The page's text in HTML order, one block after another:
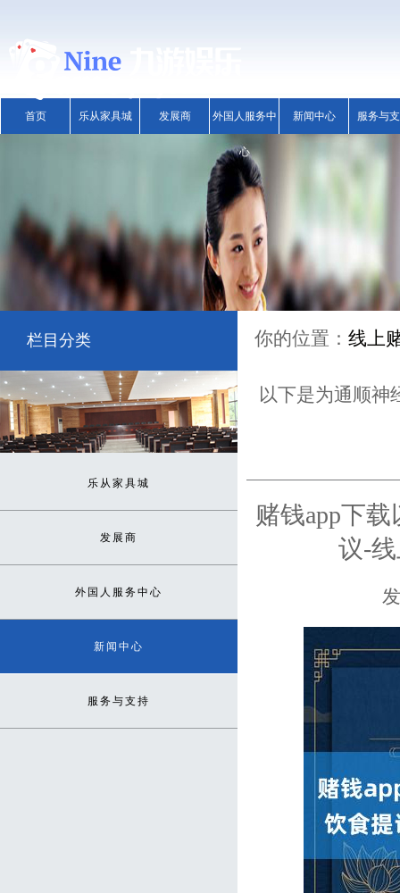
首页 乐从家具城 发展商 外国人服务中
心
新闻中心 服务与
栏目分类
乐从家具城
发展商
外国人服务中心
新闻中心
服务与支持
你的位置： 线上
以下是为通顺神
赌钱app下
议-